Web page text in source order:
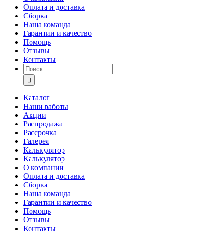
Оплата и доставка
Сборка
Наша команда
Гарантии и качество
Помощь
Отзывы
Контакты
Каталог
Наши работы
Акции
Распродажа
Рассрочка
Галерея
Калькулятор
Калькулятор
О компании
Оплата и доставка
Сборка
Наша команда
Гарантии и качество
Помощь
Отзывы
Контакты